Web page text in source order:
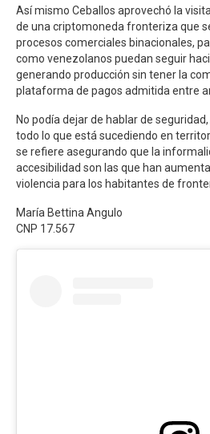
Así mismo Ceballos aprovechó la
de una criptomoneda fronteriza que
procesos comerciales binacionales,
como venezolanos puedan seguir
generando producción sin tener la
plataforma de pagos admitida entre
No podía dejar de hablar de
todo lo que está sucediendo en
se refiere asegurando que la
accesibilidad son las que han
violencia para los habitantes de
María Bettina Angulo
CNP 17.567